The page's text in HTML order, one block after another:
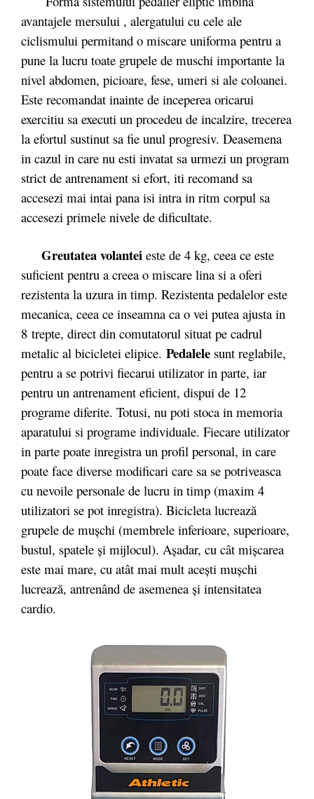
avantajele mersului , alergatului cu cele ale
ciclismului permitand o miscare uniforma pentru a
pune la lucru toate grupele de muschi importante la
nivel abdomen, picioare, fese, umeri si ale coloanei.
Este recomandat inainte de inceperea oricarui
exercitiu sa executi un procedeu de incalzire, trecerea
la efortul sustinut sa fie unul progresiv. Deasemena
in cazul in care nu esti invatat sa urmezi un program
strict de antrenament si efort, iti recomand sa
accesezi mai intai pana isi intra in ritm corpul sa
accesezi primele nivele de dificultate.
Greutatea volantei este de 4 kg, ceea ce este
suficient pentru a creea o miscare lina si a oferi
rezistenta la uzura in timp. Rezistenta pedalelor este
mecanica, ceea ce inseamna ca o vei putea ajusta in
8 trepte, direct din comutatorul situat pe cadrul
metalic al bicicletei elipice. Pedalele sunt reglabile,
pentru a se potrivi fiecarui utilizator in parte, iar
pentru un antrenament eficient, dispui de 12
programe diferite. Totusi, nu poti stoca in memoria
aparatului si programe individuale. Fiecare utilizator
in parte poate inregistra un profil personal, in care
poate face diverse modificari care sa se potriveasca
cu nevoile personale de lucru in timp (maxim 4
utilizatori se pot inregistra). Bicicleta lucrează
grupele de mușchi (membrele inferioare, superioare,
bustul, spatele și mijlocul). Așadar, cu cât mișcarea
este mai mare, cu atât mai mult acești mușchi
lucrează, antrenând de asemenea și intensitatea
cardio.